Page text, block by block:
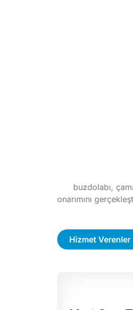
buzdolabı,
onarımını
Hizmet Verenler